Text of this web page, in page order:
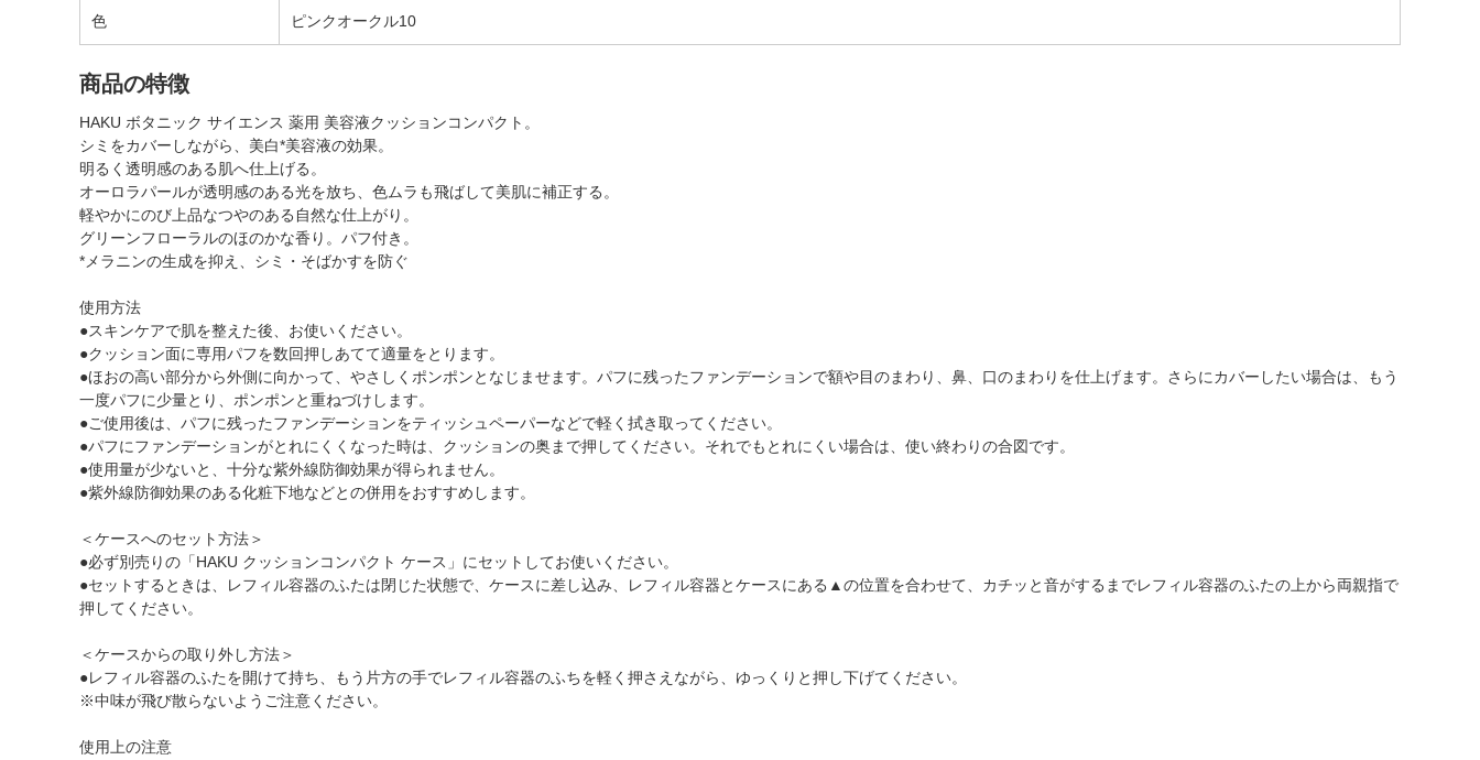
色 ピンクオークル10
商品の特徴
HAKU ボタニック サイエンス 薬用 美容液クッションコンパクト。
シミをカバーしながら、美白*美容液の効果。
明るく透明感のある肌へ仕上げる。
オーロラパールが透明感のある光を放ち、色ムラも飛ばして美肌に補正する。
軽やかにのび上品なつやのある自然な仕上がり。
グリーンフローラルのほのかな香り。パフ付き。
*メラニンの生成を抑え、シミ・そばかすを防ぐ
使用方法
●スキンケアで肌を整えた後、お使いください。
●クッション面に専用パフを数回押しあてて適量をとります。
●ほおの高い部分から外側に向かって、やさしくポンポンとなじませます。パフに残ったファンデーションで額や目のまわり、鼻、口のまわりを仕上げます。さらにカバーしたい場合は、もう
一度パフに少量とり、ポンポンと重ねづけします。
●ご使用後は、パフに残ったファンデーションをティッシュペーパーなどで軽く拭き取ってください。
●パフにファンデーションがとれにくくなった時は、クッションの奥まで押してください。それでもとれにくい場合は、使い終わりの合図です。
●使用量が少ないと、十分な紫外線防御効果が得られません。
●紫外線防御効果のある化粧下地などとの併用をおすすめします。
＜ケースへのセット方法＞
●必ず別売りの「HAKU クッションコンパクト ケース」にセットしてお使いください。
●セットするときは、レフィル容器のふたは閉じた状態で、ケースに差し込み、レフィル容器とケースにある▲の位置を合わせて、カチッと音がするまでレフィル容器のふたの上から両親指で
押してください。
＜ケースからの取り外し方法＞
●レフィル容器のふたを開けて持ち、もう片方の手でレフィル容器のふちを軽く押さえながら、ゆっくりと押し下げてください。
※中味が飛び散らないようご注意ください。
使用上の注意